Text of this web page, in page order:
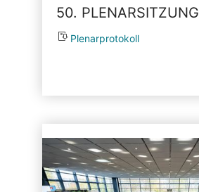
50. PLENARSITZUNG
Plenarprotokoll